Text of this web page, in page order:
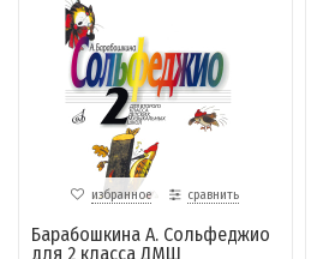
избранное сравнить
Барабошкина А. Сольфеджио
для 2 класса ДМШ